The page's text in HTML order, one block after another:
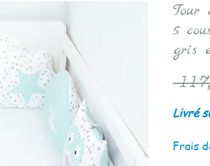
Tour
5
gris
Livré
Frais